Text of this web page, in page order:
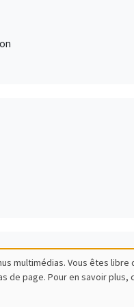
multimédias. Vous êtes libre
de page. Pour en savoir plus,